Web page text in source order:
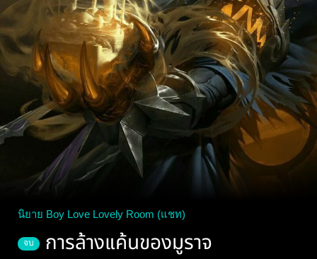
นิยาย Boy Love Lovely Room (แชท)
จบ การล้างแค้นของมูราจ